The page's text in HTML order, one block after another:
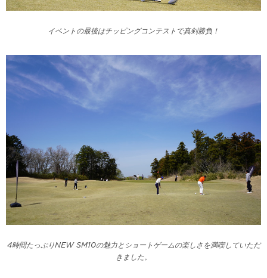
イベントの最後はチッピングコンテストで真剣勝負！
4時間たっぷりNEW SM10の魅力とショートゲームの楽しさを満喫していただ
きました。